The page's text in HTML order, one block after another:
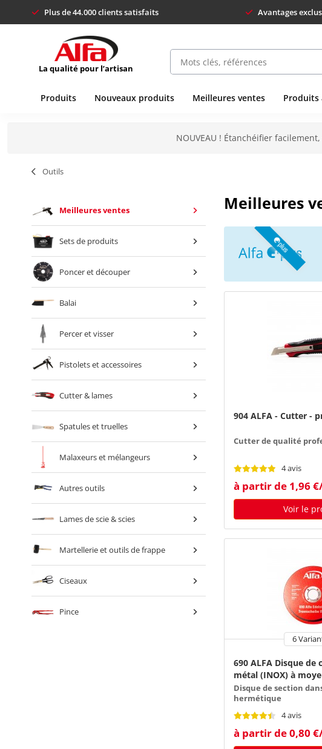
Plus de 44.000 clients satisfaits Avantages
La qualité pour l’artisan
Produits Nouveaux produits Meilleures ventes Produits
NOUVEAU ! Étanchéifier
Outils
Meilleures ventes
Sets de produits
Poncer et découper
Balai
Percer et visser
Pistolets et accessoires
Cutter & lames
Spatules et truelles
Malaxeurs et mélangeurs
Autres outils
Lames de scie & scies
Martellerie et outils de frappe
Ciseaux
Pince
Meilleures
904 ALFA - Cutter -
Cutter de qualité
4 avis
à partir de 1,96
Voir le
6
690 ALFA Disque de
métal (INOX) à
Disque de section
hermétique
4 avis
à partir de 0,80